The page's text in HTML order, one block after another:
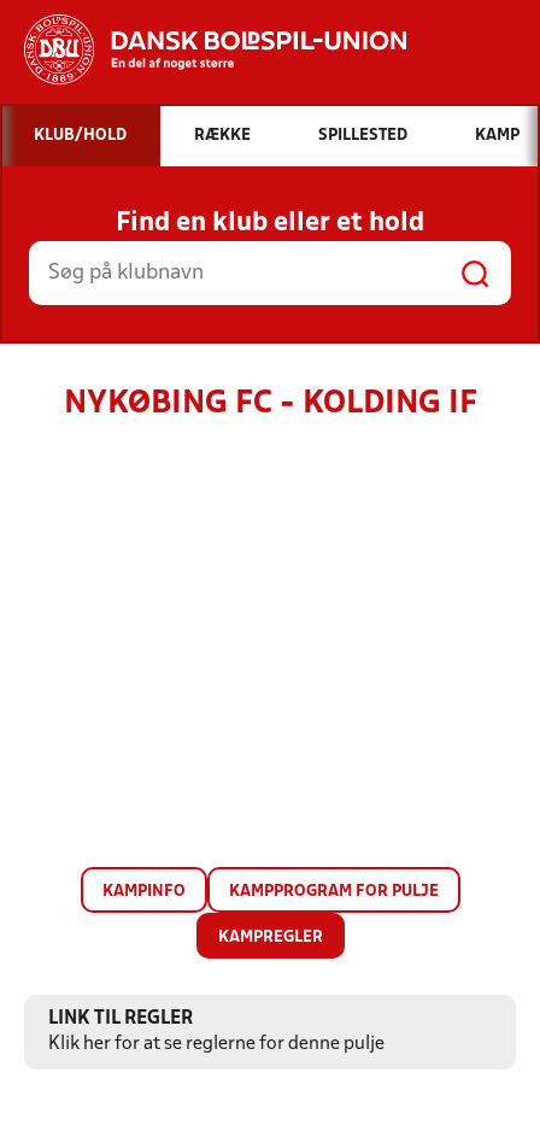
Hvad vil du søge efter?
INDHOLD OG NYHEDER
STILLINGER, RESULTATER, KLUBBER OG
HOLD
KLUB/HOLD RÆKKE SPILLESTED KAMP
Find en klub eller et hold
NYKØBING FC - KOLDING IF
KAMPINFO KAMPPROGRAM FOR PULJE
KAMPREGLER
LINK TIL REGLER
Klik her for at se reglerne for denne pulje